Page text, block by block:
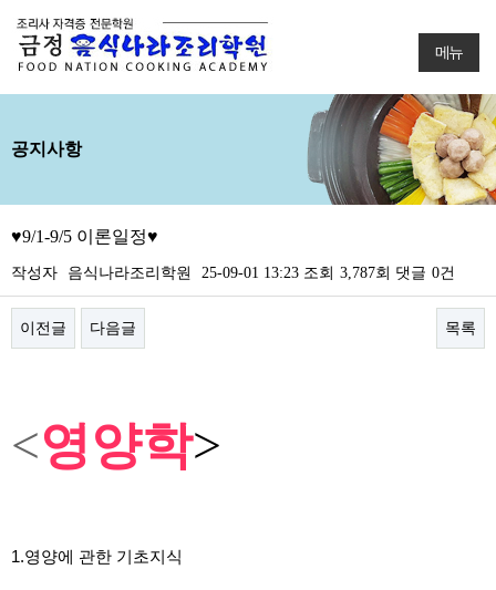
메뉴
공지사항
♥9/1-9/5 이론일정♥
작성자 음식나라조리학원 25-09-01 13:23 조회 3,787회 댓글 0건
이전글 다음글 목록
<영양학>
1.영양에 관한 기초지식